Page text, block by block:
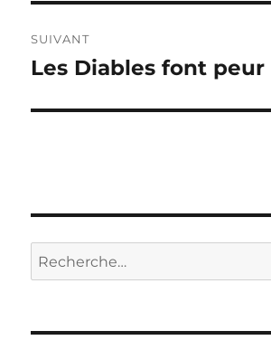
SUIVANT
Publication
Les Diables font peur
Recherche
pour :